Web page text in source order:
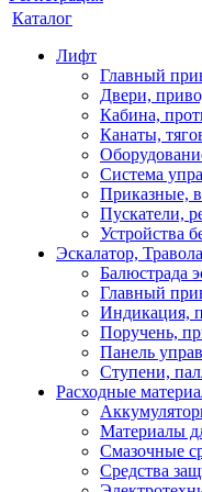
Каталог
Лифт
Главный
Двери,
Кабина,
Канаты,
Система
Приказные,
Пускатели,
Устройства
Эскалатор,
Балюстрада
Главный
Индикация,
Поручень,
Панель
Ступени,
Расходные
Материалы
Смазочные
Средства